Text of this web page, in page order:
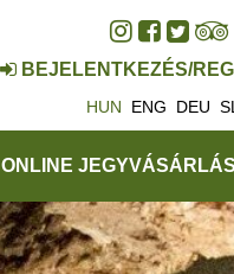
BEJELENTKEZÉS/
HUN ENG DEU
ONLINE JEGYVÁSÁRLÁS